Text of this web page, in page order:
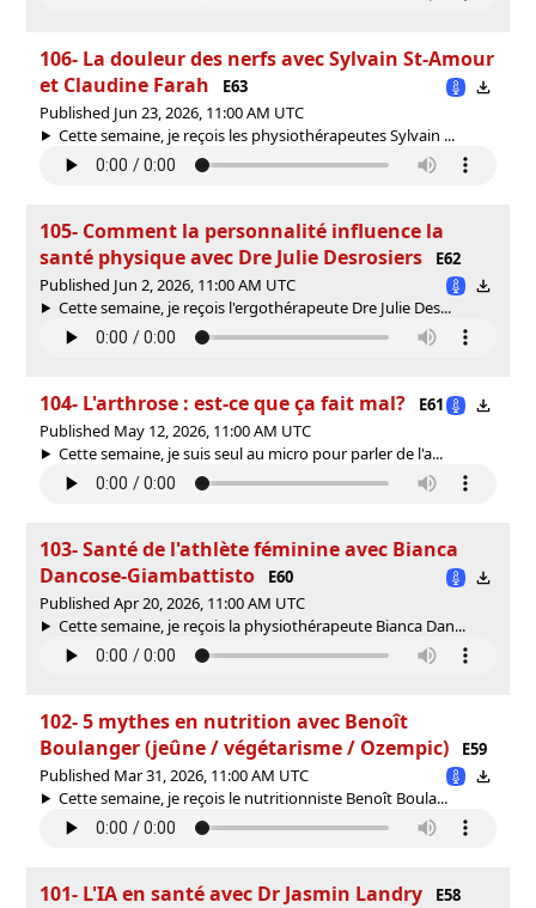
106- La douleur des nerfs avec Sylvain St-Amour
et Claudine Farah
E63
Published Jun 23, 2026, 11:00 AM UTC
Cette semaine, je reçois les physiothérapeutes Sylvain ...
105- Comment la personnalité influence la
santé physique avec Dre Julie Desrosiers
E62
Published Jun 2, 2026, 11:00 AM UTC
Cette semaine, je reçois l'ergothérapeute Dre Julie Des...
104- L'arthrose : est-ce que ça fait mal?
E61
Published May 12, 2026, 11:00 AM UTC
Cette semaine, je suis seul au micro pour parler de l'a...
103- Santé de l'athlète féminine avec Bianca
Dancose-Giambattisto
E60
Published Apr 20, 2026, 11:00 AM UTC
Cette semaine, je reçois la physiothérapeute Bianca Dan...
102- 5 mythes en nutrition avec Benoît
Boulanger (jeûne / végétarisme / Ozempic)
E59
Published Mar 31, 2026, 11:00 AM UTC
Cette semaine, je reçois le nutritionniste Benoît Boula...
101- L'IA en santé avec Dr Jasmin Landry
E58